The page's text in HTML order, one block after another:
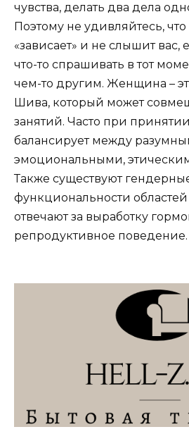
чувства, делать два дела
Поэтому не удивляйтесь,
«зависает» и не слышит вас,
что-то спрашивать в тот
чем-то другим. Женщина –
Шива, который может
занятий. Часто при
балансирует между
эмоциональными,
Также существуют
функциональности областей
отвечают за выработку
репродуктивное поведение.